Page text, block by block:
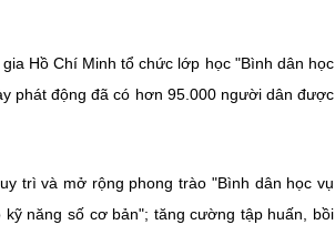
Hồ Chí Minh tổ chức lớp học "Bình dân học
phát động đã có hơn 95.000 người dân được
trì và mở rộng phong trào "Bình dân học vụ
năng số cơ bản"; tăng cường tập huấn, bồi